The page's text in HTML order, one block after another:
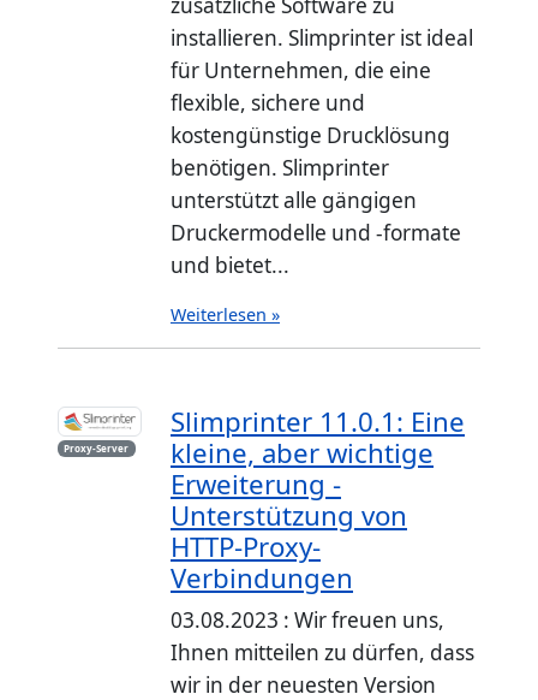
installieren. Slimprinter ist ideal
für Unternehmen, die eine
flexible, sichere und
kostengünstige Drucklösung
benötigen. Slimprinter
unterstützt alle gängigen
Druckermodelle und -formate
und bietet...
Weiterlesen »
Proxy-Server
Slimprinter 11.0.1: Eine
kleine, aber wichtige
Erweiterung -
Unterstützung von
HTTP-Proxy-
Verbindungen
03.08.2023 : Wir freuen uns,
Ihnen mitteilen zu dürfen, dass
wir in der neuesten Version